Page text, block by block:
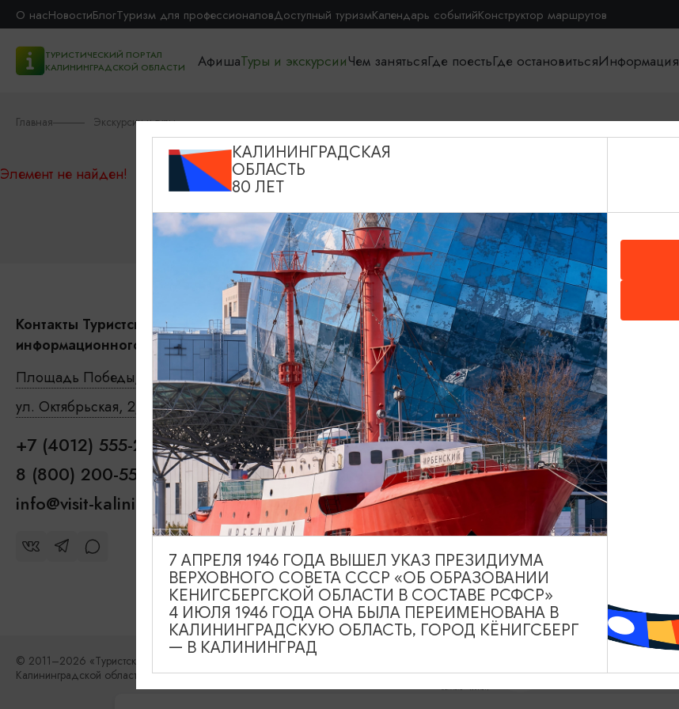
О насНовостиБлогТуризм для профессионаловДоступный туризмКалендарь событийКонструктор маршрутов
ТУРИСТИЧЕСКИЙ ПОРТАЛ
КАЛИНИНГРАДСКОЙ ОБЛАСТИ
АфишаТуры и экскурсииЧем занятьсяГде поестьГде остановитьсяИнформация
Главная Экскурсии и туры
Элемент не найден!
Контакты Туристского
информационного центра
Площадь Победы, 1
Закрыто
ул. Октябрьская, 2/3
Открыто
+7 (4012) 555-200
8 (800) 200-55-39
info@visit-kaliningrad.ru
События
Туры и экскурсии
Где поесть
Чем заняться
Где остановиться
О путешествии в КО
Туристический центр
Данный ресурс носит
информационный характер.
Администрация не несет
ответственности за качество
услуг, предоставленных
сторонними организациями
© 2011–2026 «Туристский информационный центр
Калининградской области»
КАЛИНИНГРАДСКАЯ
ОБЛАСТЬ
80 ЛЕТ
7 АПРЕЛЯ 1946 ГОДА ВЫШЕЛ УКАЗ ПРЕЗИДИУМА
ВЕРХОВНОГО СОВЕТА СССР «ОБ ОБРАЗОВАНИИ
КЕНИГСБЕРГСКОЙ ОБЛАСТИ В СОСТАВЕ РСФСР»
4 ИЮЛЯ 1946 ГОДА ОНА БЫЛА ПЕРЕИМЕНОВАНА В
КАЛИНИНГРАДСКУЮ ОБЛАСТЬ, ГОРОД КЁНИГСБЕРГ
— В КАЛИНИНГРАД